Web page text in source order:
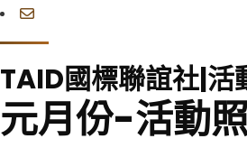
TAID國標聯誼社|活
元月份-活動